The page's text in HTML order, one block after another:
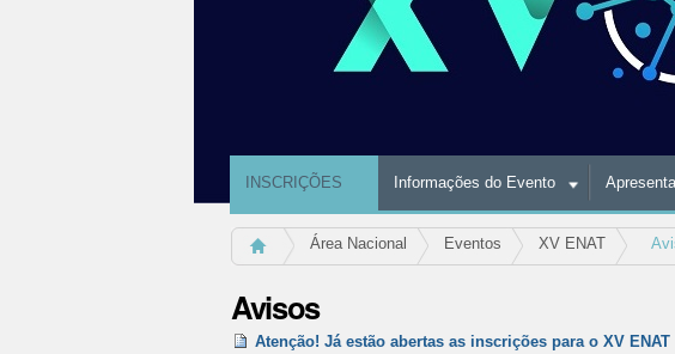
INSCRIÇÕES Informações do Evento
Área Nacional Eventos XV ENAT
Avisos
Atenção! Já estão abertas as inscrições para o XV ENAT